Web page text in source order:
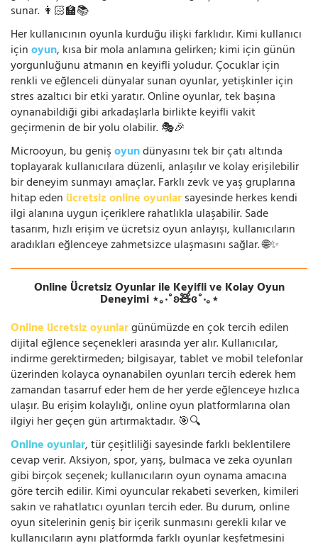
sunar. 👩🏻‍🏫📚
Her kullanıcının oyunla kurduğu ilişki farklıdır. Kimi kullanıcı
içinoyun, kısa bir mola anlamına gelirken; kimi için günün
yorgunluğunu atmanın en keyifli yoludur. Çocuklar için
renkli ve eğlenceli dünyalar sunan oyunlar, yetişkinler için
stres azaltıcı bir etki yaratır. Online oyunlar, tek başına
oynanabildiği gibi arkadaşlarla birlikte keyifli vakit
geçirmenin de bir yolu olabilir. 🎭🎉
Microoyun, bu genişoyundünyasını tek bir çatı altında
toplayarak kullanıcılara düzenli, anlaşılır ve kolay erişilebilir
bir deneyim sunmayı amaçlar. Farklı zevk ve yaş gruplarına
hitap eden ücretsiz online oyunlarsayesinde herkes kendi
ilgi alanına uygun içeriklere rahatlıkla ulaşabilir. Sade
tasarım, hızlı erişim ve ücretsiz oyun anlayışı, kullanıcıların
aradıkları eğlenceye zahmetsizce ulaşmasını sağlar. 🌐✨
Online Ücretsiz Oyunlar ile Keyifli ve Kolay Oyun
Deneyimi ⋆｡‧˚ʚ🧸ɞ˚‧｡⋆
Online ücretsiz oyunlargünümüzde en çok tercih edilen
dijital eğlence seçenekleri arasında yer alır. Kullanıcılar,
indirme gerektirmeden; bilgisayar, tablet ve mobil telefonlar
üzerinden kolayca oynanabilen oyunları tercih ederek hem
zamandan tasarruf eder hem de her yerde eğlenceye hızlıca
ulaşır. Bu erişim kolaylığı, online oyun platformlarına olan
ilgiyi her geçen gün artırmaktadır. 🎯🔍
Online oyunlar, tür çeşitliliği sayesinde farklı beklentilere
cevap verir. Aksiyon, spor, yarış, bulmaca ve zeka oyunları
gibi birçok seçenek; kullanıcıların oyun oynama amacına
göre tercih edilir. Kimi oyuncular rekabeti severken, kimileri
sakin ve rahatlatıcı oyunları tercih eder. Bu durum, online
oyun sitelerinin geniş bir içerik sunmasını gerekli kılar ve